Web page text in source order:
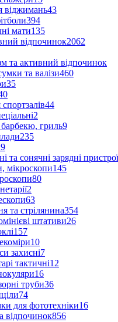
віджимань43
394
мати135
відпочинок2062
та активний відпочинок
та валізи460
35
44
2
гриль9
235
та сонячні зарядні пристрої
мікроскопи145
80
2
63
та стрілянина354
штативи26
157
10
захисні7
тактичні12
16
труби36
74
для фототехніки16
відпочинок856